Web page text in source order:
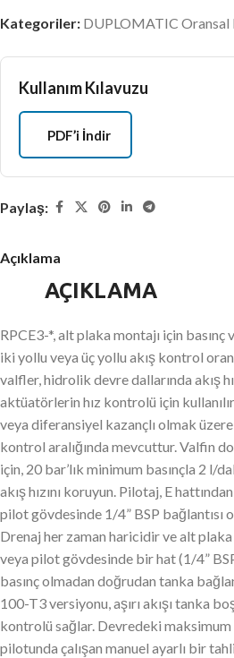
Kategoriler: DUPLOMATIC
Kullanım Kılavuzu
PDF’i İndir
Paylaş:
Açıklama
AÇIKLAMA
RPCE3-*, alt plaka montajı için
iki yollu veya üç yollu akış kontrol
valfler, hidrolik devre dallarında akış
aktüatörlerin hız kontrolü için
veya diferansiyel kazançlı olmak
kontrol aralığında mevcuttur. Valfin
için, 20 bar’lık minimum basınçla 2 l/
akış hızını koruyun. Pilotaj, E
pilot gövdesinde 1/4” BSP
Drenaj her zaman haricidir ve alt
veya pilot gövdesinde bir hat (1/4”
basınç olmadan doğrudan tanka
100-T3 versiyonu, aşırı akışı tanka
kontrolü sağlar. Devredeki maksimum
pilotunda çalışan manuel ayarlı bir